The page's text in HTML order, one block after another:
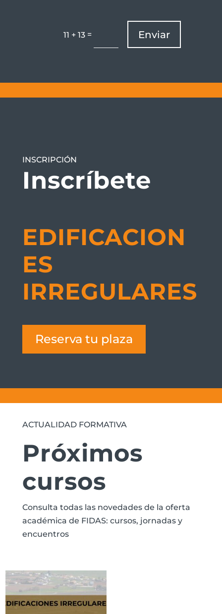
11 + 13 = Enviar
INSCRIPCIÓN
Inscríbete
EDIFICACION
ES
IRREGULARES
Reserva tu plaza
ACTUALIDAD FORMATIVA
Próximos
cursos
Consulta todas las novedades de la oferta
académica de FIDAS: cursos, jornadas y
encuentros